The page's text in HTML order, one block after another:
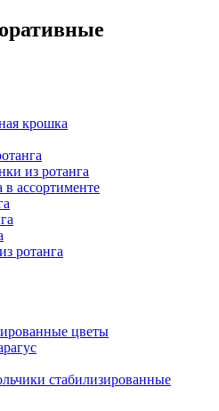
крошка
из ротанга
в ассортименте
ротанга
цветы
стабилизированные